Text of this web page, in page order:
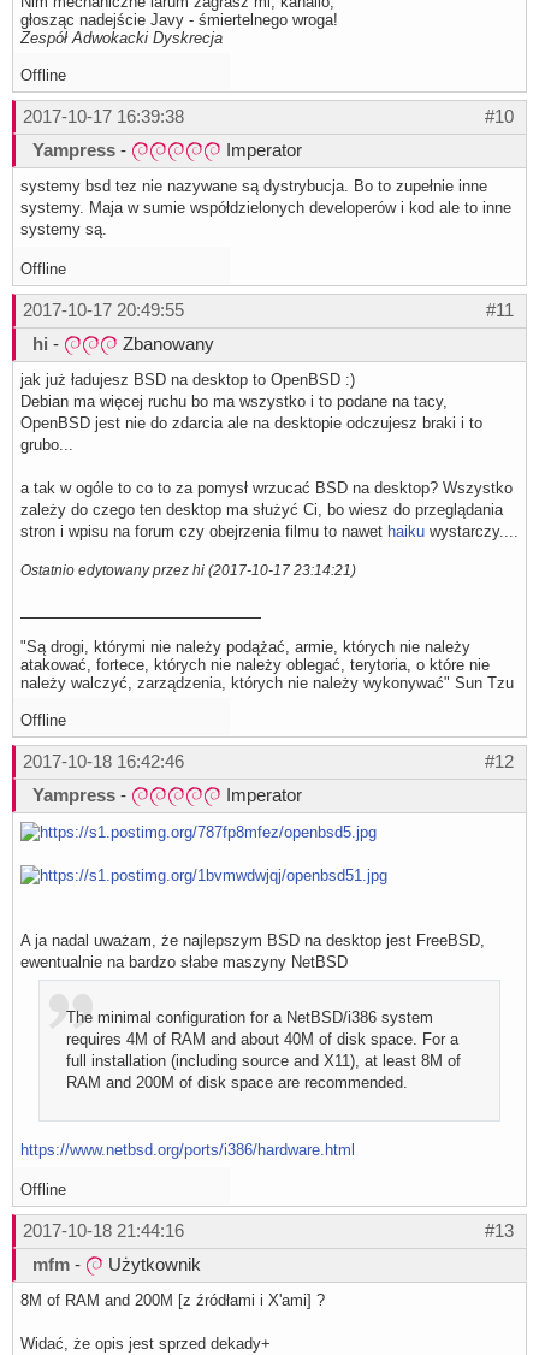
głosząc nadejście Javy - śmiertelnego wroga!
Zespół Adwokacki Dyskrecja
Offline
#10
2017-10-17 16:39:38
Yampress - Imperator
systemy bsd tez nie nazywane są dystrybucja. Bo to zupełnie inne
systemy. Maja w sumie współdzielonych developerów i kod ale to inne
systemy są.
Offline
#11
2017-10-17 20:49:55
hi - Zbanowany
jak już ładujesz BSD na desktop to OpenBSD :)
Debian ma więcej ruchu bo ma wszystko i to podane na tacy,
OpenBSD jest nie do zdarcia ale na desktopie odczujesz braki i to
grubo...
a tak w ogóle to co to za pomysł wrzucać BSD na desktop? Wszystko
zależy do czego ten desktop ma służyć Ci, bo wiesz do przeglądania
stron i wpisu na forum czy obejrzenia filmu to nawet haiku wystarczy....
Ostatnio edytowany przez hi (2017-10-17 23:14:21)
"Są drogi, którymi nie należy podążać, armie, których nie należy
atakować, fortece, których nie należy oblegać, terytoria, o które nie
należy walczyć, zarządzenia, których nie należy wykonywać" Sun Tzu
Offline
#12
2017-10-18 16:42:46
Yampress - Imperator
A ja nadal uważam, że najlepszym BSD na desktop jest FreeBSD,
ewentualnie na bardzo słabe maszyny NetBSD
The minimal configuration for a NetBSD/i386 system
requires 4M of RAM and about 40M of disk space. For a
full installation (including source and X11), at least 8M of
RAM and 200M of disk space are recommended.
https://www.netbsd.org/ports/i386/hardware.html
Offline
#13
2017-10-18 21:44:16
mfm - Użytkownik
8M of RAM and 200M [z źródłami i X'ami] ?
Widać, że opis jest sprzed dekady+